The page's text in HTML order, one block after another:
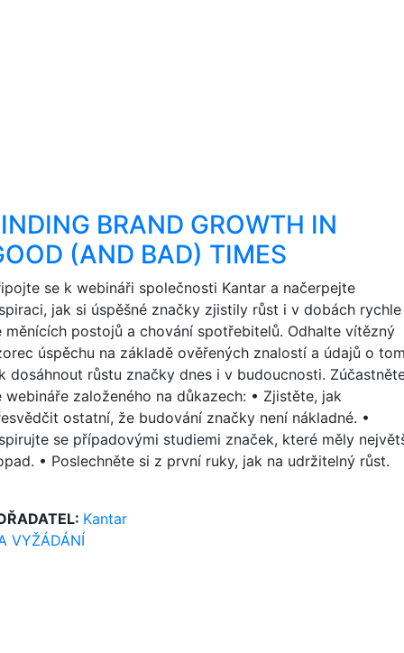
BRAND GROWTH IN
(AND BAD) TIMES
se k webináři společnosti Kantar a načerpejte
jak si úspěšné značky zjistily růst i v dobách rychle
měnících postojů a chování spotřebitelů. Odhalte vítězný
úspěchu na základě ověřených znalostí a údajů o
dosáhnout růstu značky dnes i v budoucnosti.
webináře založeného na důkazech: • Zjistěte, jak
ostatní, že budování značky není nákladné. •
se případovými studiemi značek, které měly
• Poslechněte si z první ruky, jak na udržitelný růst.
Kantar
VYŽÁDÁNÍ